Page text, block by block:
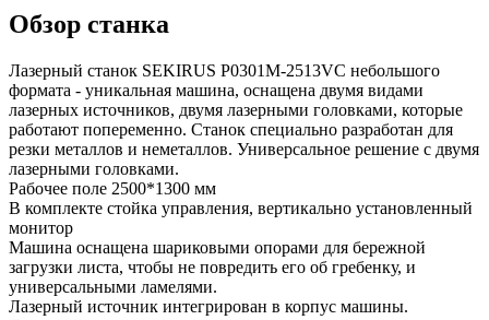
Обзор станка
Лазерный станок SEKIRUS P0301M-2513VC небольшого
формата - уникальная машина, оснащена двумя видами
лазерных источников, двумя лазерными головками, которые
работают попеременно. Станок специально разработан для
резки металлов и неметаллов. Универсальное решение с двумя
лазерными головками.
Рабочее поле 2500*1300 мм
В комплекте стойка управления, вертикально установленный
монитор
Машина оснащена шариковыми опорами для бережной
загрузки листа, чтобы не повредить его об гребенку, и
универсальными ламелями.
Лазерный источник интегрирован в корпус машины.